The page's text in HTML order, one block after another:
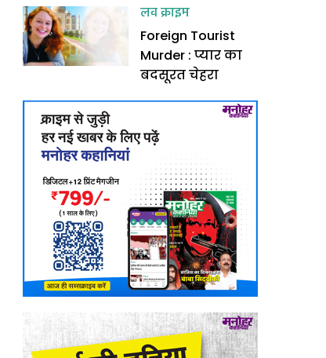
लव क्राइम
Foreign Tourist
Murder : प्यार का
बदसूरत चेहरा